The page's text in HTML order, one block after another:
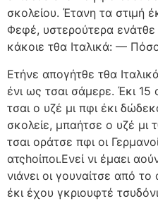
σκολείου. Έτανη τα στιμή
Φεφέ, υστερούτερα
κάκοιε τθα Ιταλικά: —
Ετήνε απογήτθε τθα
ένι ως τσαι σάμερε. Έκι 15
τσαι ο υζέ μι πφι έκι
σκολείε, μπαήτσε ο υζέ μι
τσαι οράτσε πφι οι
ατςhοίποι.Ενεί νι έμαει
νιάνει οι γουναίτσε από
έκι έχου γκριουφτέ